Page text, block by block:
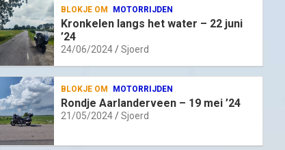
BLOKJE OM MOTORRIJDEN
Kronkelen langs het water – 22 juni
’24
24/06/2024 Sjoerd
BLOKJE OM MOTORRIJDEN
Rondje Aarlanderveen – 19 mei ’24
21/05/2024 Sjoerd